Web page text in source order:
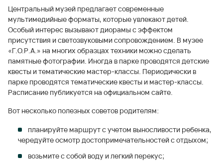
Центральный музей предлагает современные
мультимедийные форматы, которые увлекают детей.
Особый интерес вызывают диорамы с эффектом
присутствия и светозвуковыми сопровождением. В музее
«Г.О.Р.А.» на многих образцах техники можно сделать
памятные фотографии. Иногда в парке проводятся детские
квесты и тематические мастер-классы. Периодически в
парке проводятся тематические квесты и мастер-классы.
Расписание публикуется на официальном сайте.
Вот несколько полезных советов родителям:
планируйте маршрут с учетом выносливости ребенка,
чередуйте осмотр достопримечательностей с отдыхом;
возьмите с собой воду и легкий перекус;